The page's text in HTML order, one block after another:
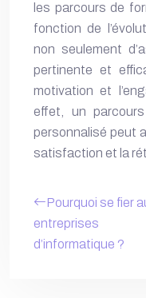
les parcours de
fonction de
non seulement
pertinente et
motivation et
effet, un
personnalisé peut
satisfaction et la
Pourquoi se fier
entreprises
d’informatique ?